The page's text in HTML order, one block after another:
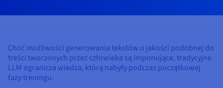
Roadmap & Changelog
Monitorowanie
Roadmap & Changelog
Roadmap & Changelog
Roadmap & Changelog
Roadmap & Changelog
Choć możliwości generowania tekstów o jakości podobnej do
treści tworzonych przez człowieka są imponujące, tradycyjne
LLM ogranicza wiedza, którą nabyły podczas początkowej
fazy treningu.